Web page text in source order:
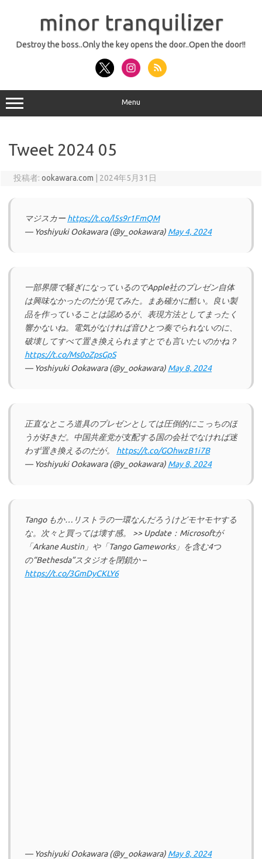
minor tranquilizer
Destroy the boss..Only the key opens the door..Open the door!!
Menu
Tweet 2024 05
投稿者: ookawara.com 2024年5月31日
マジスカーhttps://t.co/l5s9r1FmQM
— Yoshiyuki Ookawara (@y_ookawara) May 4, 2024
一部界隈で騒ぎになっているのでApple社のプレゼン自体
は興味なかったのだが見てみた。まあ確かに酷い。良い製
品を作っていることは認めるが、表現方法としてまったく
響かないね。電気がなければ音ひとつ奏でられないのに、
破壊してすべて置き換えられますとでも言いたいのかね？
https://t.co/Ms0oZpsGpS
— Yoshiyuki Ookawara (@y_ookawara) May 8, 2024
正直なところ道具のプレゼンとしては圧倒的にこっちのほ
うが好きだ。中国共産党が支配する国の会社でなければ迷
わず置き換えるのだが。 https://t.co/GOhwzB1i7B
— Yoshiyuki Ookawara (@y_ookawara) May 8, 2024
Tango もか…リストラの一環なんだろうけどモヤモヤする
な。次々と買っては壊す感。 >> Update：Microsoftが
「Arkane Austin」や「Tango Gameworks」を含む4つ
の“Bethesda”スタジオを閉鎖か –
https://t.co/3GmDyCKLY6
— Yoshiyuki Ookawara (@y_ookawara) May 8, 2024